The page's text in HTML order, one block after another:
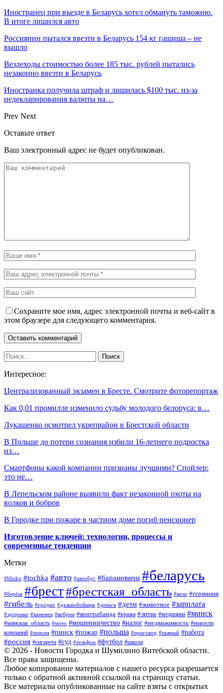
Иностранец при въезде в Беларусь хотел обмануть таможню.
В итоге лишился авто
Россиянин пытался ввезти в Беларусь 154 кг гашиша – не
вышло
Вездеходы стоимостью более 185 тыс. рублей пытались
незаконно ввезти в Беларусь
Иностранка получила штраф и лишилась $100 тыс. из-за
недекларирования валюты на…
Prev Next
Оставьте ответ
Ваш электронный адрес не будет опубликован.
Сохраните мое имя, адрес электронной почты и веб-сайт в
этом браузере для следующего комментария.
Интересное:
Централизованный экзамен в Бресте. Смотрите фоторепортаж
Как 0,01 промилле изменило судьбу молодого белоруса: в…
Лукашенко осмотрел укрепрайон в Брестской области
В Польше до потери сознания избили 16-летнего подростка
из…
Смартфоны какой компании признаны лучшими? Спойлер:
это не…
В Лепельском районе выявили факт незаконной охоты на
волков и бобров
В Городке при пожаре в частном доме погиб пенсионер
Изготовление ключей: технологии, процессы и
современные тенденции
Метки
#blizko #tochka #авто #автобус #барановичи #беларусь
#берёза #брест#брестская_область #вело #германия
#гибель #гродно #дальнобойщик #деньга #дети #животное #зарплата
#здоровье #каменец #кобрин #контрабанда #кража #литва #медицина #минск
#минская_область #мото #мошенничество #налог #недвижимость #новости
компаний #пенсия #пинск #пожар #польша #приговор #пьяный #работа
#россия #сигарета #суд #телефон #футбол #школа
© 2026 - Новости Городка и Шумилино Витебской области.
Все права защищены.
Любое копирование материалов с нашего ресурса разрешается
только с обратной активной ссылкой на страницу статьи.
Все материалы опубликованные на сайте взяты с открытых